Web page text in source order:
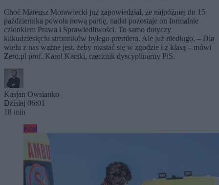
Choć Mateusz Morawiecki już zapowiedział, że najpóźniej do 15
października powoła nową partię, nadal pozostaje on formalnie
członkiem Prawa i Sprawiedliwości. To samo dotyczy
kilkudziesięciu stronników byłego premiera. Ale już niedługo. – Dla
wielu z nas ważne jest, żeby rozstać się w zgodzie i z klasą – mówi
Zero.pl prof. Karol Karski, rzecznik dyscyplinarny PiS.
Kasjan Owsianko
Dzisiaj 06:01
18 min
Kraj